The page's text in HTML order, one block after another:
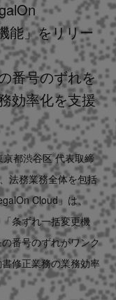
能」をリリー
番号のずれを
効率化を支援
都渋谷区 代表取締
法務業務全体を包括
Cloud」は、
条ずれ一括変更機
番号のずれがワンク
修正業務の業務効率